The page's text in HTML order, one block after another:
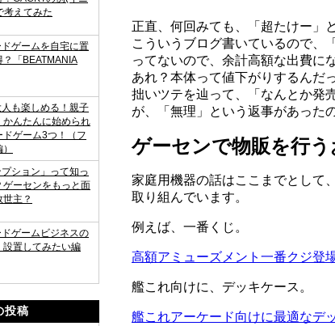
正直、何回みても、「超たけー」
こういうブログ書いているので、
ってないので、余計高額な出費に
あれ？本体って値下がりするんだ
拙いツテを辿って、「なんとか発
が、「無理」という返事があった
ゲーセンで物販を行
家庭用機器の話はここまでとして
取り組んでいます。
例えば、一番くじ。
高額アミューズメント一番クジ登
艦これ向けに、デッキケース。
艦これアーケード向けに最適なデ
考えてみた
ゲームを自宅に置
？「BEATMANIA
も楽しめる！親子
かんたんに始められ
ドゲーム3つ！（フ
プション」って知っ
ゲーセンをもっと面
主？
ゲームビジネスの
設置してみたい編
投稿